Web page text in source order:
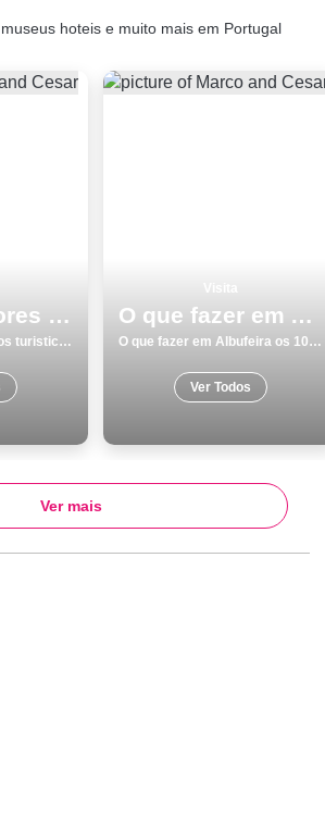
hoteis e muito mais em Portugal
Os 15 melhores pontos turisticos e passeios em Monumentos Portalegre
Os 15 melhores pontos turisticos e passeios em Monumentos Portalegre
O que fazer em Albufeira os 10 melhores locais para visitar
O que fazer em Albufeira os 10 melhores locais para visitar
Ver Todos
Ver mais